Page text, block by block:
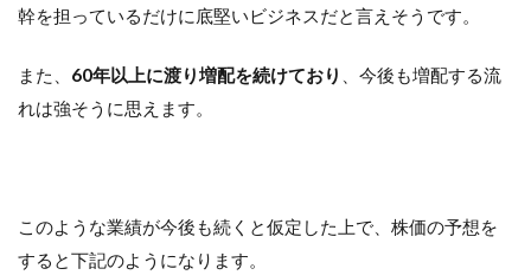
幹を担っているだけに底堅いビジネスだと言えそうです。
また、 60年以上に渡り増配を続けており
、今後も増配する流
れは強そうに思えます。
このような業績が今後も続くと仮定した上で、株価の予想を
すると下記のようになります。